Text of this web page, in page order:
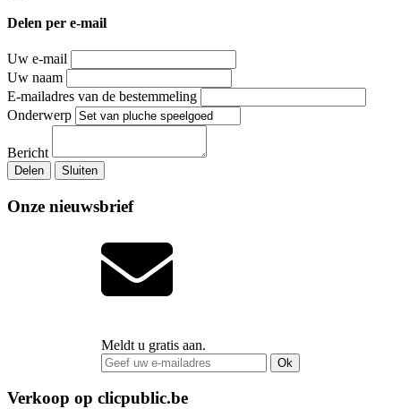
Delen per e-mail
Uw e-mail
Uw naam
E-mailadres van de bestemmeling
Onderwerp
Bericht
Delen Sluiten
Onze nieuwsbrief
Meldt u gratis aan.
Ok
Verkoop op clicpublic.be